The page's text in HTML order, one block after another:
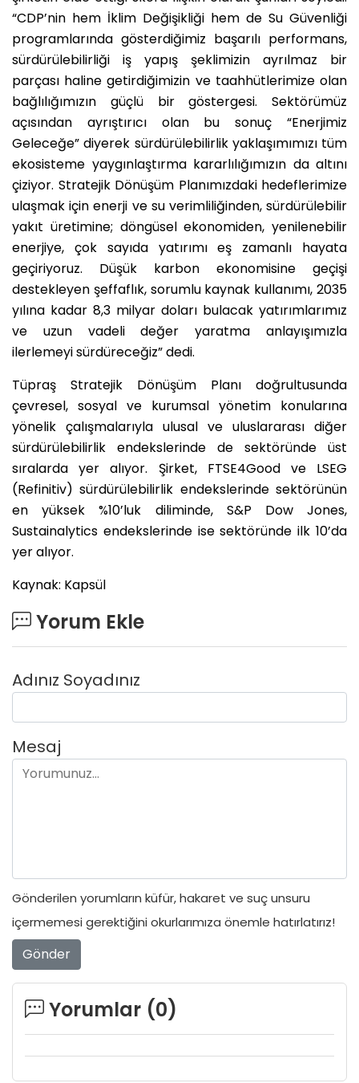
“CDP’nin hem İklim Değişikliği hem de Su Güvenliği
programlarında gösterdiğimiz başarılı performans,
sürdürülebilirliği iş yapış şeklimizin ayrılmaz bir
parçası haline getirdiğimizin ve taahhütlerimize olan
bağlılığımızın güçlü bir göstergesi. Sektörümüz
açısından ayrıştırıcı olan bu sonuç “Enerjimiz
Geleceğe” diyerek sürdürülebilirlik yaklaşımımızı tüm
ekosisteme yaygınlaştırma kararlılığımızın da altını
çiziyor. Stratejik Dönüşüm Planımızdaki hedeflerimize
ulaşmak için enerji ve su verimliliğinden, sürdürülebilir
yakıt üretimine; döngüsel ekonomiden, yenilenebilir
enerjiye, çok sayıda yatırımı eş zamanlı hayata
geçiriyoruz. Düşük karbon ekonomisine geçişi
destekleyen şeffaflık, sorumlu kaynak kullanımı, 2035
yılına kadar 8,3 milyar doları bulacak yatırımlarımız
ve uzun vadeli değer yaratma anlayışımızla
ilerlemeyi sürdüreceğiz” dedi.
Tüpraş Stratejik Dönüşüm Planı doğrultusunda
çevresel, sosyal ve kurumsal yönetim konularına
yönelik çalışmalarıyla ulusal ve uluslararası diğer
sürdürülebilirlik endekslerinde de sektöründe üst
sıralarda yer alıyor. Şirket, FTSE4Good ve LSEG
(Refinitiv) sürdürülebilirlik endekslerinde sektörünün
en yüksek %10’luk diliminde, S&P Dow Jones,
Sustainalytics endekslerinde ise sektöründe ilk 10’da
yer alıyor.
Kaynak: Kapsül
Yorum Ekle
Adınız Soyadınız
Mesaj
Gönderilen yorumların küfür, hakaret ve suç unsuru
içermemesi gerektiğini okurlarımıza önemle hatırlatırız!
Gönder
Yorumlar (0)